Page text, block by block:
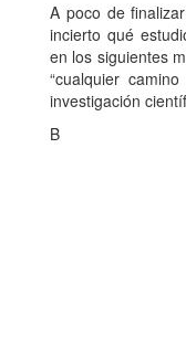
A poco de
incierto qué
en los siguientes
“cualquier
investigación
B